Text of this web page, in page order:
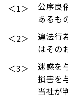
＜1＞
公序良
あるも
＜2＞
違法行
はその
＜3＞
迷惑を
損害を
当社が